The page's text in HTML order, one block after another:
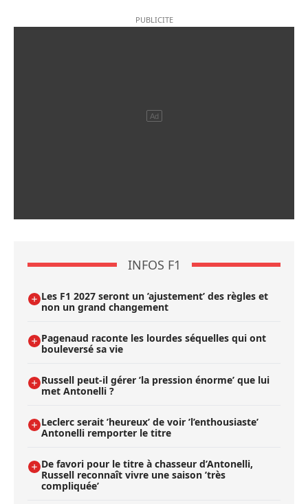
INFOS F1
Les F1 2027 seront un ’ajustement’ des règles et
non un grand changement
Pagenaud raconte les lourdes séquelles qui ont
bouleversé sa vie
Russell peut-il gérer ’la pression énorme’ que lui
met Antonelli ?
Leclerc serait ’heureux’ de voir ’l’enthousiaste’
Antonelli remporter le titre
De favori pour le titre à chasseur d’Antonelli,
Russell reconnaît vivre une saison ’très
compliquée’